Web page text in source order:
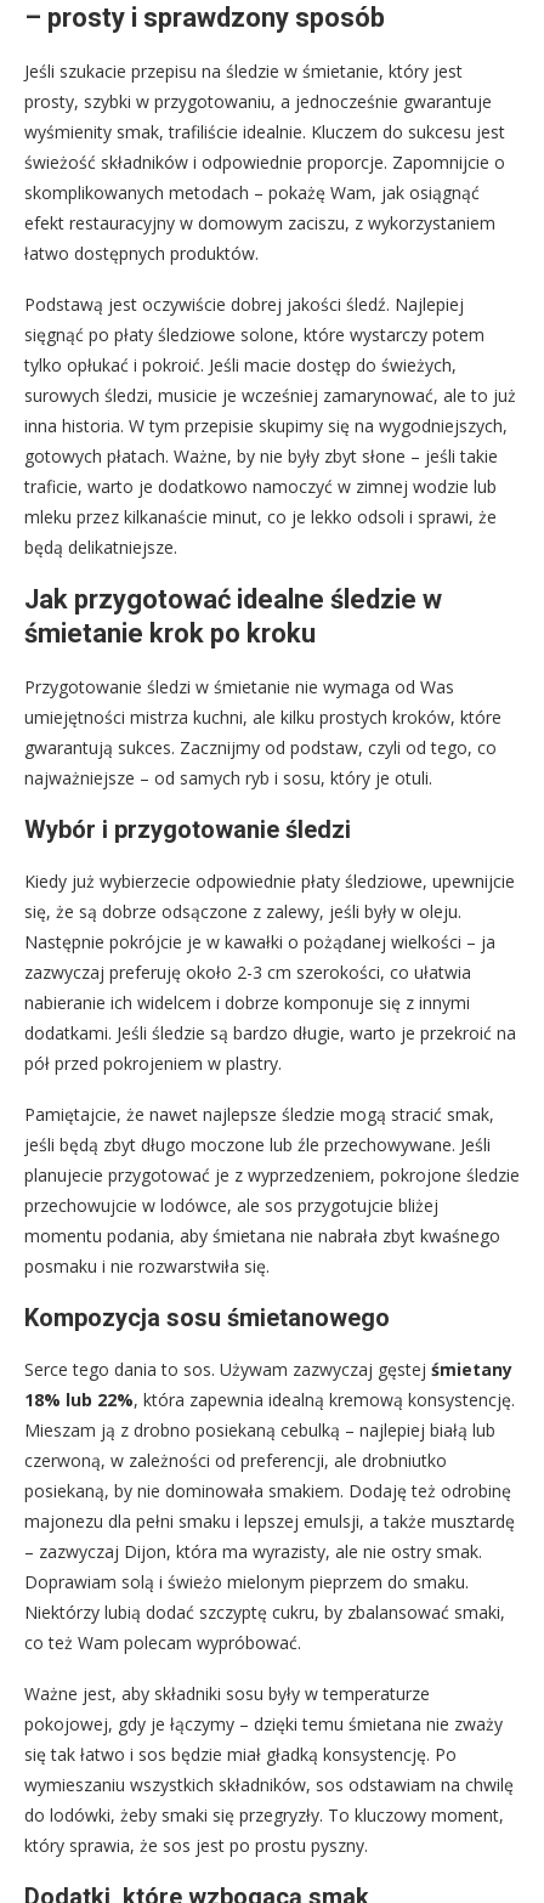
– prosty i sprawdzony sposób
Jeśli szukacie przepisu na śledzie w śmietanie, który jest
prosty, szybki w przygotowaniu, a jednocześnie gwarantuje
wyśmienity smak, trafiliście idealnie. Kluczem do sukcesu jest
świeżość składników i odpowiednie proporcje. Zapomnijcie o
skomplikowanych metodach – pokażę Wam, jak osiągnąć
efekt restauracyjny w domowym zaciszu, z wykorzystaniem
łatwo dostępnych produktów.
Podstawą jest oczywiście dobrej jakości śledź. Najlepiej
sięgnąć po płaty śledziowe solone, które wystarczy potem
tylko opłukać i pokroić. Jeśli macie dostęp do świeżych,
surowych śledzi, musicie je wcześniej zamarynować, ale to już
inna historia. W tym przepisie skupimy się na wygodniejszych,
gotowych płatach. Ważne, by nie były zbyt słone – jeśli takie
traficie, warto je dodatkowo namoczyć w zimnej wodzie lub
mleku przez kilkanaście minut, co je lekko odsoli i sprawi, że
będą delikatniejsze.
Jak przygotować idealne śledzie w
śmietanie krok po kroku
Przygotowanie śledzi w śmietanie nie wymaga od Was
umiejętności mistrza kuchni, ale kilku prostych kroków, które
gwarantują sukces. Zacznijmy od podstaw, czyli od tego, co
najważniejsze – od samych ryb i sosu, który je otuli.
Wybór i przygotowanie śledzi
Kiedy już wybierzecie odpowiednie płaty śledziowe, upewnijcie
się, że są dobrze odsączone z zalewy, jeśli były w oleju.
Następnie pokrójcie je w kawałki o pożądanej wielkości – ja
zazwyczaj preferuję około 2-3 cm szerokości, co ułatwia
nabieranie ich widelcem i dobrze komponuje się z innymi
dodatkami. Jeśli śledzie są bardzo długie, warto je przekroić na
pół przed pokrojeniem w plastry.
Pamiętajcie, że nawet najlepsze śledzie mogą stracić smak,
jeśli będą zbyt długo moczone lub źle przechowywane. Jeśli
planujecie przygotować je z wyprzedzeniem, pokrojone śledzie
przechowujcie w lodówce, ale sos przygotujcie bliżej
momentu podania, aby śmietana nie nabrała zbyt kwaśnego
posmaku i nie rozwarstwiła się.
Kompozycja sosu śmietanowego
Serce tego dania to sos. Używam zazwyczaj gęstej śmietany
18% lub 22%, która zapewnia idealną kremową konsystencję.
Mieszam ją z drobno posiekaną cebulką – najlepiej białą lub
czerwoną, w zależności od preferencji, ale drobniutko
posiekaną, by nie dominowała smakiem. Dodaję też odrobinę
majonezu dla pełni smaku i lepszej emulsji, a także musztardę
– zazwyczaj Dijon, która ma wyrazisty, ale nie ostry smak.
Doprawiam solą i świeżo mielonym pieprzem do smaku.
Niektórzy lubią dodać szczyptę cukru, by zbalansować smaki,
co też Wam polecam wypróbować.
Ważne jest, aby składniki sosu były w temperaturze
pokojowej, gdy je łączymy – dzięki temu śmietana nie zważy
się tak łatwo i sos będzie miał gładką konsystencję. Po
wymieszaniu wszystkich składników, sos odstawiam na chwilę
do lodówki, żeby smaki się przegryzły. To kluczowy moment,
który sprawia, że sos jest po prostu pyszny.
Dodatki, które wzbogacą smak